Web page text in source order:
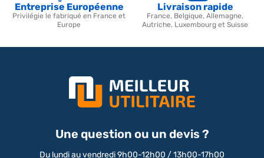
Entreprise Européenne
Privilégie le fabriqué en France et
Europe
Livraison rapide
France, Belgique, Allemagne,
Autriche, Luxembourg et Suisse
Une question ou un devis ?
Du lundi au vendredi 9h00-12h00 / 13h00-17h00